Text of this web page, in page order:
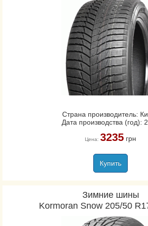
Страна производитель:
Дата производства (год):
Цена: 3235грн
Купить
Зимние шины
Kormoran Snow 205/50